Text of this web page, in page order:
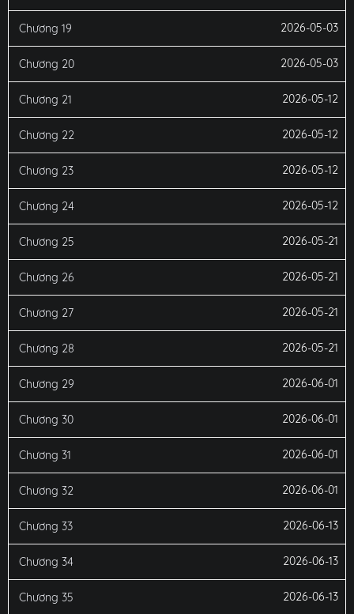
Chương 19 2026-05-03
Chương 20 2026-05-03
Chương 21 2026-05-12
Chương 22 2026-05-12
Chương 23 2026-05-12
Chương 24 2026-05-12
Chương 25 2026-05-21
Chương 26 2026-05-21
Chương 27 2026-05-21
Chương 28 2026-05-21
Chương 29 2026-06-01
Chương 30 2026-06-01
Chương 31 2026-06-01
Chương 32 2026-06-01
Chương 33 2026-06-13
Chương 34 2026-06-13
Chương 35 2026-06-13